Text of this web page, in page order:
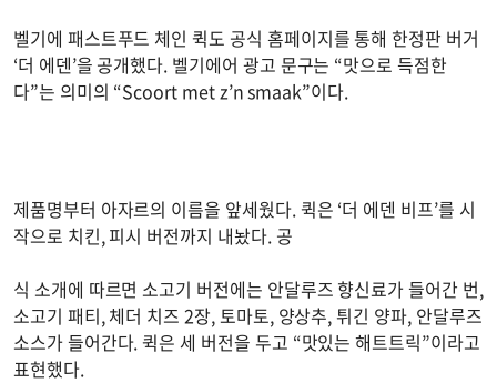
벨기에 패스트푸드 체인 퀵도 공식 홈페이지를 통해 한정판 버거
‘더 에덴’을 공개했다. 벨기에어 광고 문구는 “맛으로 득점한
다”는 의미의 “Scoort met z’n smaak”이다.
제품명부터 아자르의 이름을 앞세웠다. 퀵은 ‘더 에덴 비프’를 시
작으로 치킨, 피시 버전까지 내놨다. 공
식 소개에 따르면 소고기 버전에는 안달루즈 향신료가 들어간 번,
소고기 패티, 체더 치즈 2장, 토마토, 양상추, 튀긴 양파, 안달루즈
소스가 들어간다. 퀵은 세 버전을 두고 “맛있는 해트트릭”이라고
표현했다.